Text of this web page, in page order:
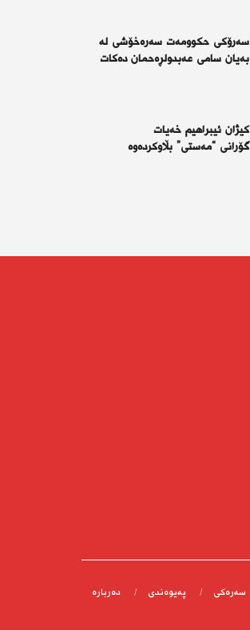
سەرۆکی حکوومەت سەرەخۆشی لە
بەیان سامی عەبدولڕەحمان دەکات
کیژان ئیبراهیم خەیات
گۆرانی “مەستی” بڵاوکردەوە
سەرەکی پەیوەندى دەربارە